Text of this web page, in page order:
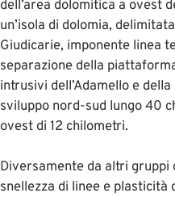
dell’area dolomitica a ovest
un’isola di dolomia,
Giudicarie, imponente linea
separazione della
intrusivi dell’Adamello e
sviluppo nord-sud lungo 40
ovest di 12 chilometri.
Diversamente da altri
snellezza di linee e plasticità